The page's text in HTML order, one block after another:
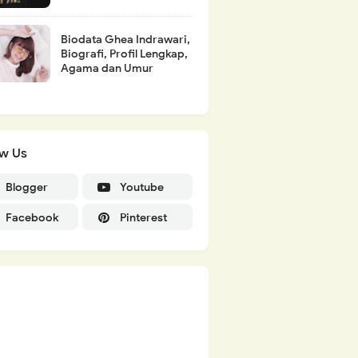
Biodata Ghea Indrawari,
Biografi, Profil Lengkap,
Agama dan Umur
Us
Blogger Youtube
Facebook Pinterest